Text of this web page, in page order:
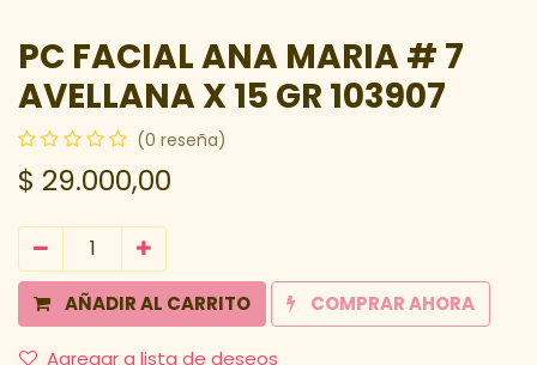
PC FACIAL ANA MARIA # 7
AVELLANA X 15 GR 103907
(0 reseña)
$ 29.000,00
AÑADIR AL CARRITO COMPRAR AHORA
Agregar a lista de deseos